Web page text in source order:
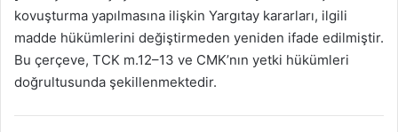
kovuşturma yapılmasına ilişkin Yargıtay kararları, ilgili
madde hükümlerini değiştirmeden yeniden ifade edilmiştir.
Bu çerçeve, TCK m.12–13 ve CMK’nın yetki hükümleri
doğrultusunda şekillenmektedir.